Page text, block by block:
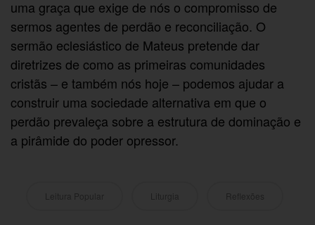
uma graça que exige de nós o compromisso de
sermos agentes de perdão e reconciliação. O
sermão eclesiástico de Mateus pretende dar
diretrizes de como as primeiras comunidades
cristãs – e também nós hoje – podemos ajudar a
construir uma sociedade alternativa em que o
perdão prevaleça sobre a estrutura de dominação e
a pirâmide do poder opressor.